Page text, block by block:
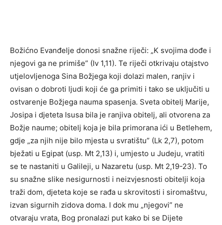
Božićno Evanđelje donosi snažne riječi: „K svojima dođe i
njegovi ga ne primiše” (Iv 1,11). Te riječi otkrivaju otajstvo
utjelovljenoga Sina Božjega koji dolazi malen, ranjiv i
ovisan o dobroti ljudi koji će ga primiti i tako se uključiti u
ostvarenje Božjega nauma spasenja. Sveta obitelj Marije,
Josipa i djeteta Isusa bila je ranjiva obitelj, ali otvorena za
Božje naume; obitelj koja je bila primorana ići u Betlehem,
gdje „za njih nije bilo mjesta u svratištu” (Lk 2,7), potom
bježati u Egipat (usp. Mt 2,13) i, umjesto u Judeju, vratiti
se te nastaniti u Galileji, u Nazaretu (usp. Mt 2,19-23). To
su snažne slike nesigurnosti i neizvjesnosti obitelji koja
traži dom, djeteta koje se rađa u skrovitosti i siromaštvu,
izvan sigurnih zidova doma. I dok mu „njegovi” ne
otvaraju vrata, Bog pronalazi put kako bi se Dijete